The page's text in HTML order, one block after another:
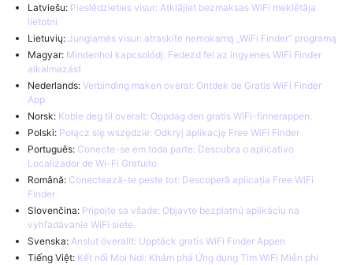
Latviešu: Pieslēdzieties visur: Atklājiet bezmaksas WiFi meklētāja
lietotni
Lietuvių: Jungiamės visur: atraskite nemokamą „WiFi Finder“ programą
Magyar: Mindenhol kapcsolódj: Fedezd fel az ingyenes WiFi Finder
alkalmazást
Nederlands: Verbinding maken overal: Ontdek de Gratis WiFi Finder
App
Norsk: Koble deg til overalt: Oppdag den gratis WiFi-finnerappen.
Polski: Połącz się wszędzie: Odkryj aplikację Free WiFi Finder
Português: Conecte-se em toda parte: Descubra o aplicativo
Localizador de Wi-Fi Gratuito
Română: Conectează-te peste tot: Descoperă aplicația Free WiFi
Finder
Slovenčina: Pripojte sa všade: Objavte bezplatnú aplikáciu na
vyhľadávanie WiFi siete.
Svenska: Anslut överallt: Upptäck gratis WiFi Finder Appen
Tiếng Việt: Kết nối Mọi Nơi: Khám phá Ứng dụng Tìm WiFi Miễn phí